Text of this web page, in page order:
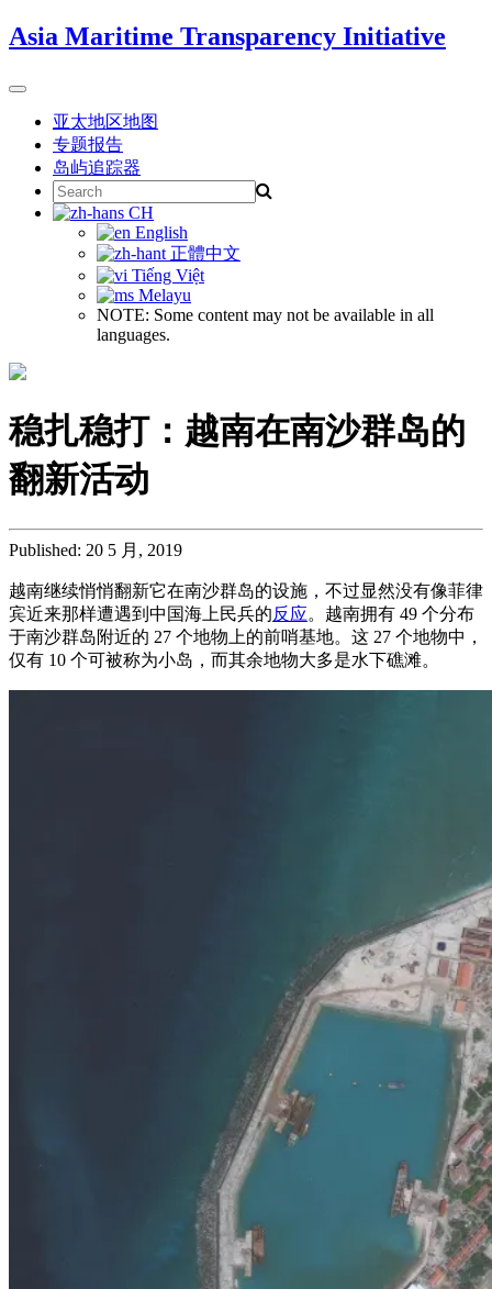
Skip
to
Asia Maritime Transparency Initiative
Toggle
navigation亚太地区地图
专题报告
岛屿追踪器
Search
for:
CH
English
正體中文
Tiếng Việt
Melayu
NOTE: Some content may not be available in all
languages.
稳扎稳打：越南在南沙群岛的
翻新活动
Published: 20 5 月, 2019
越南继续悄悄翻新它在南沙群岛的设施，不过显然没有像菲律
宾近来那样遭遇到中国海上民兵的反应。越南拥有 49 个分布
于南沙群岛附近的 27 个地物上的前哨基地。这 27 个地物中，
仅有 10 个可被称为小岛，而其余地物大多是水下礁滩。